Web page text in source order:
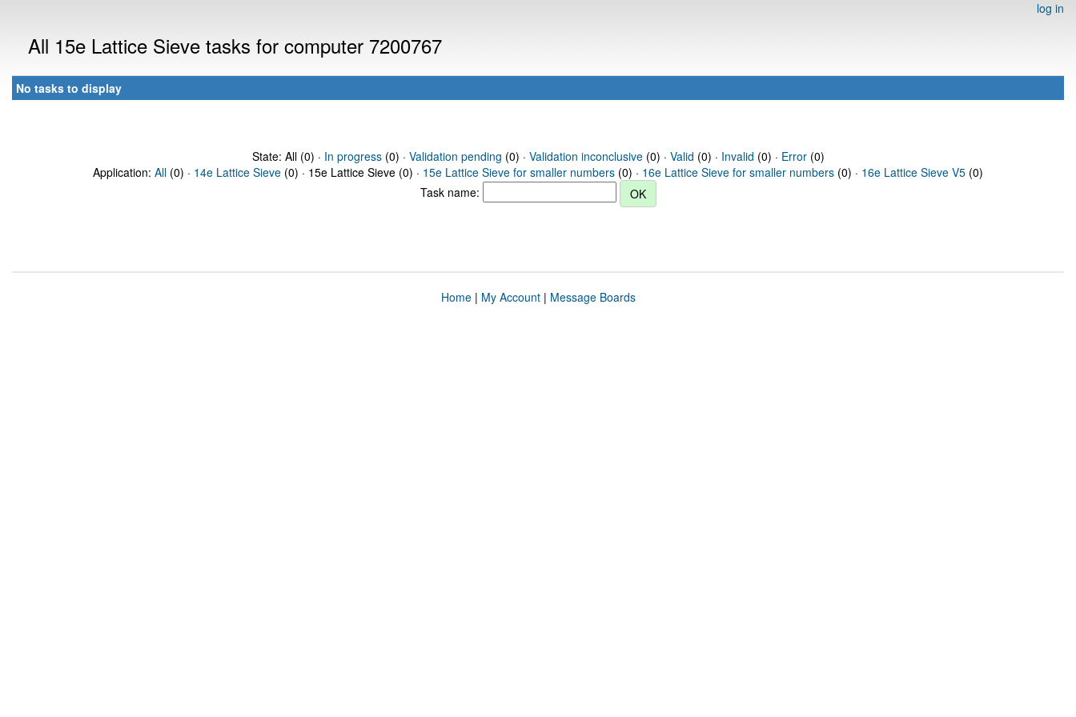
log in
All 15e Lattice Sieve tasks for computer 7200767
No tasks to display
State: All (0) · In progress(0) · Validation pending (0) · Validation inconclusive(0) · Valid (0) · Invalid (0) · Error(0)
Application: All (0) · 14e Lattice Sieve (0) · 15e Lattice Sieve (0) · 15e Lattice Sieve for smaller numbers (0) · 16e Lattice Sieve for smaller numbers (0) · 16e Lattice Sieve V5 (0)
Task name:
Home| My Account| Message Boards